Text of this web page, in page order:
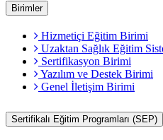
Birimler
Hizmetiçi Eğitim Birimi
Uzaktan Sağlık Eğitim
Sertifikasyon Birimi
Yazılım ve Destek Birimi
Genel İletişim Birimi
Sertifikalı Eğitim Programları (SEP)